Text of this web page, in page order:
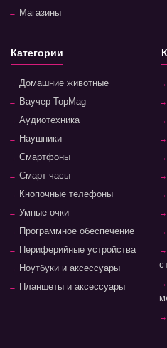
Магазины
Категории
Домашние животные
Ваучер TopMag
Аудиотехника
Наушники
Смартфоны
Смарт часы
Кнопочные телефоны
Умные очки
Программное обеспечение
Периферийные устройства
Ноутбуки и аксессуары
Планшеты и аксессуары